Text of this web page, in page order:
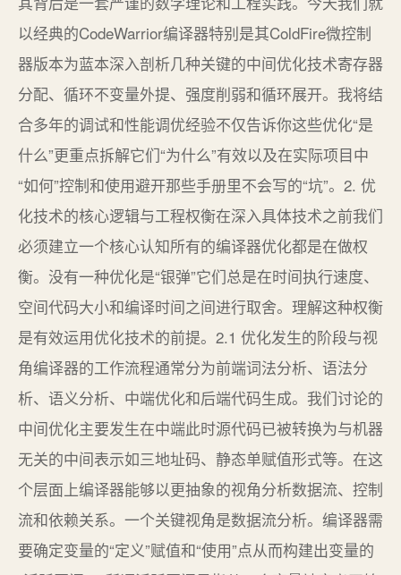
以经典的CodeWarrior编译器特别是其ColdFire微控制
器版本为蓝本深入剖析几种关键的中间优化技术寄存器
分配、循环不变量外提、强度削弱和循环展开。我将结
合多年的调试和性能调优经验不仅告诉你这些优化“是
什么”更重点拆解它们“为什么”有效以及在实际项目中
“如何”控制和使用避开那些手册里不会写的“坑”。2. 优
化技术的核心逻辑与工程权衡在深入具体技术之前我们
必须建立一个核心认知所有的编译器优化都是在做权
衡。没有一种优化是“银弹”它们总是在时间执行速度、
空间代码大小和编译时间之间进行取舍。理解这种权衡
是有效运用优化技术的前提。2.1 优化发生的阶段与视
角编译器的工作流程通常分为前端词法分析、语法分
析、语义分析、中端优化和后端代码生成。我们讨论的
中间优化主要发生在中端此时源代码已被转换为与机器
无关的中间表示如三地址码、静态单赋值形式等。在这
个层面上编译器能够以更抽象的视角分析数据流、控制
流和依赖关系。一个关键视角是数据流分析。编译器需
要确定变量的“定义”赋值和“使用”点从而构建出变量的